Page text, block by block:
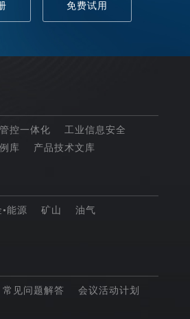
免费试用
控一体化
工业信息安全
库 产品技术文库
•能源 矿山
油气
常见问题解答 会议活动计划